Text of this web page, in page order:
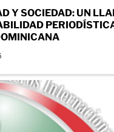
Y SOCIEDAD: UN